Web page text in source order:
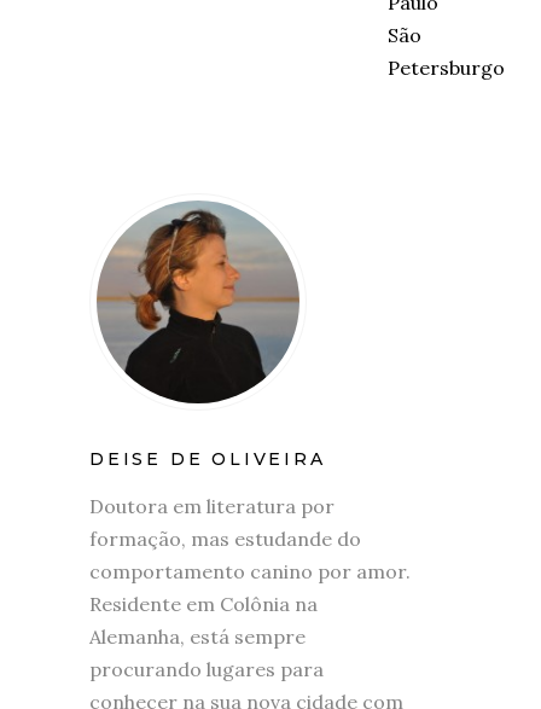
DEISE DE OLIVEIRA
Doutora em literatura por
formação, mas estudande do
comportamento canino por amor.
Residente em Colônia na
Alemanha, está sempre
procurando lugares para
conhecer na sua nova cidade com